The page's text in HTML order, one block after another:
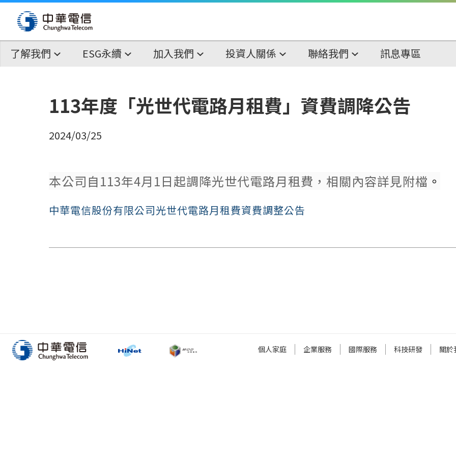
了解我們 ESG永續 加入我們 投資人關係 聯絡我們 訊息專區
113年度「光世代電路月租費」資費調降公告
2024/03/25
本公司自113年4月1日起調降光世代電路月租費，相關內容詳見附檔 。
中華電信股份有限公司光世代電路月租費資費調整公告
個人家庭 企業服務 國際服務 科技研發 關於